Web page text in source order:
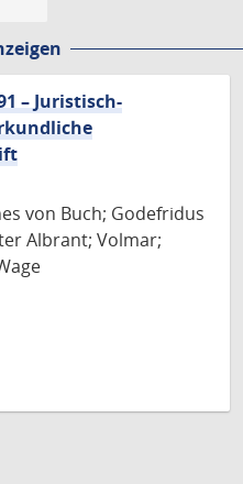
– Juristisch-
von Buch; Godefridus
Albrant; Volmar;